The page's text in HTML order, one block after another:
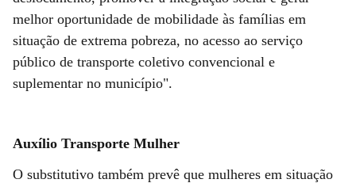
melhor oportunidade de mobilidade às famílias em
situação de extrema pobreza, no acesso ao serviço
público de transporte coletivo convencional e
suplementar no município".
Auxílio Transporte Mulher
O substitutivo também prevê que mulheres em situação